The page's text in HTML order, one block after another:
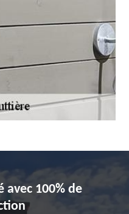
100% de